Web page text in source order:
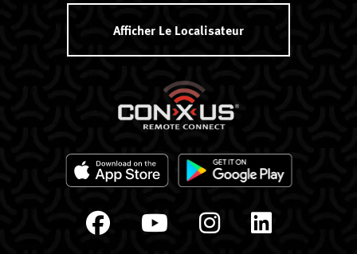
Afficher Le Localisateur